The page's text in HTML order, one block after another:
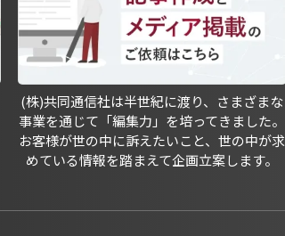
(株)共同通信社は半世紀に渡り、さまざまな
事業を通じて「編集力」を培ってきました。
お客様が世の中に訴えたいこと、世の中が求
めている情報を踏まえて企画立案します。